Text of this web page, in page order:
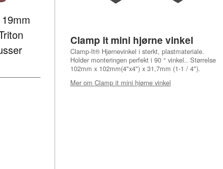
Clamp it mini hjørne vinkel
Clamp-It® Hjørnevinkel i sterkt, plastmateriale.
Holder monteringen perfekt i 90 ° vinkel.. Størrelse
102mm x 102mm(4"x4") x 31,7mm (1-1 / 4").
Mer om Clamp it mini hjørne vinkel